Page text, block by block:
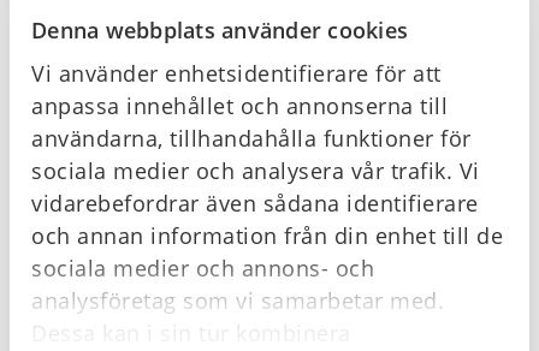
Denna webbplats använder cookies
Vi använder enhetsidentifierare för att
anpassa innehållet och annonserna till
användarna, tillhandahålla funktioner för
sociala medier och analysera vår trafik. Vi
vidarebefordrar även sådana identifierare
och annan information från din enhet till de
sociala medier och annons- och
analysföretag som vi samarbetar med.
Dessa kan i sin tur kombinera
SVEBRAs arbete – Då, nu och framtid! Stefan
Dannefalkoch Kristian Lindqvist.
Då – riktade sig SVEBRA till företag som arbetar med
brandskyddsprodukter.
Nu – erbjuds mer tjänster som utbildning och